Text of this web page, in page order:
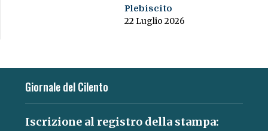
Plebiscito
22 Luglio 2026
Giornale del Cilento
Iscrizione al registro della stampa: